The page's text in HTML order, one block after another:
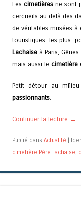
Les cimetières ne sont
cercueils au delà des
de véritables musées à
touristiques les plus
Lachaise à Paris,
mais aussi le cimetière
Petit détour au
passionnants
Continuer la lecture →
Publié dans Actualité
cimetière Père Lachaise,